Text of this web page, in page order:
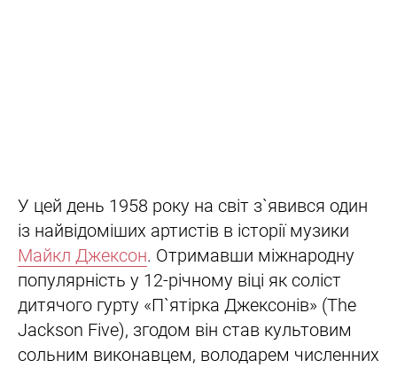
У цей день 1958 року на світ з`явився один
із найвідоміших артистів в історії музики
Майкл Джексон. Отримавши міжнародну
популярність у 12-річному віці як соліст
дитячого гурту «П`ятірка Джексонів» (The
Jackson Five), згодом він став культовим
сольним виконавцем, володарем численних